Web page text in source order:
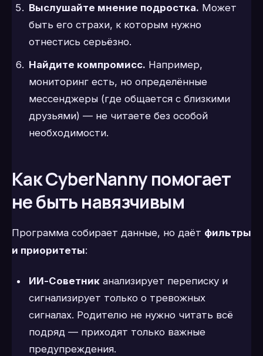
Выслушайте мнение подростка. Может
быть его страхи, к которым нужно
отнестись серьёзно.
Найдите компромисс. Например,
мониторинг есть, но определённые
мессенджеры (где общается с близкими
друзьями) — не читаете без особой
необходимости.
Как CyberNanny помогает
не быть навязчивым
Программа собирает данные, но даёт фильтры
и приоритеты:
ИИ-Советниканализирует переписку и
сигнализирует только о тревожных
сигналах. Родителю не нужно читать всё
подряд — приходят только важные
предупреждения.